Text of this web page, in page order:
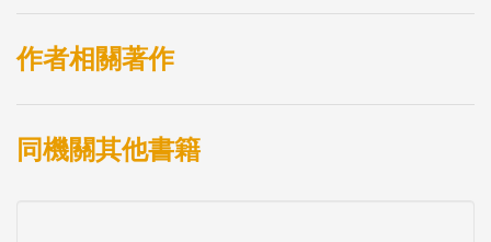
作者相關著作
同機關其他書籍